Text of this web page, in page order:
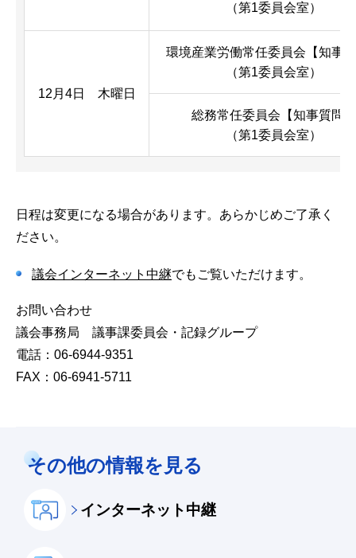
（第1委員会室）
12月4日 木曜日
環境産業労働常任委員会【知事
（第1委員会室）
総務常任委員会【知事質問】
（第1委員会室）
日程は変更になる場合があります。あらかじめご了承く
ださい。
議会インターネット中継でもご覧いただけます。
お問い合わせ
議会事務局 議事課委員会・記録グループ
電話：06-6944-9351
FAX：06-6941-5711
その他の情報を見る
インターネット中継